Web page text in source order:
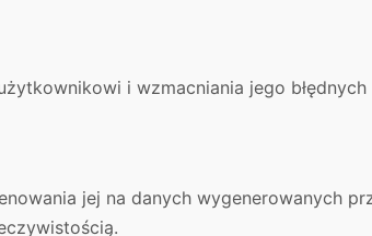
i wzmacniania jego błędnych
jej na danych wygenerowanych